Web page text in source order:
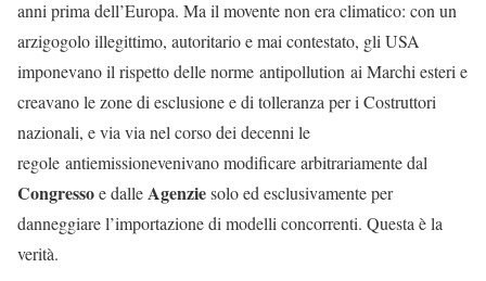
anni prima dell’Europa. Ma il movente non era climatico: con un
arzigogolo illegittimo, autoritario e mai contestato, gli USA
imponevano il rispetto delle norme antipollution ai Marchi esteri e
creavano le zone di esclusione e di tolleranza per i Costruttori
nazionali, e via via nel corso dei decenni le
regole antiemissionevenivano modificare arbitrariamente dal
Congressoe dalle Agenziesolo ed esclusivamente per
danneggiare l’importazione di modelli concorrenti. Questa è la
verità.